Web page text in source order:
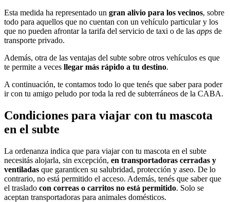
Esta medida ha representado un gran alivio para los vecinos, sobre
todo para aquellos que no cuentan con un vehículo particular y los
que no pueden afrontar la tarifa del servicio de taxi o de las apps de
transporte privado.
Además, otra de las ventajas del subte sobre otros vehículos es que
te permite a veces llegar más rápido a tu destino.
A continuación, te contamos todo lo que tenés que saber para poder
ir con tu amigo peludo por toda la red de subterráneos de la CABA.
Condiciones para viajar con tu mascota
en el subte
La ordenanza indica que para viajar con tu mascota en el subte
necesitás alojarla, sin excepción, en transportadoras cerradas y
ventiladas que garanticen su salubridad, protección y aseo. De lo
contrario, no está permitido el acceso. Además, tenés que saber que
el traslado con correas o carritos no está permitido. Solo se
aceptan transportadoras para animales domésticos.